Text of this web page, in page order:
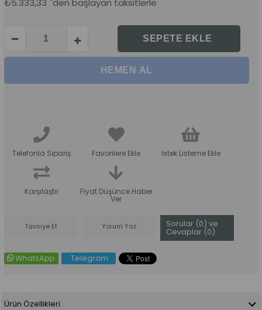
Telefonla Sipariş Favorilere Ekle İstek Listeme Ekle
Karşılaştır Fiyat Düşünce Haber
Ver
Tavsiye Et Yorum Yaz Sorular (0) ve
Cevaplar (0)
WhatsApp Telegram
Ürün Özellikleri